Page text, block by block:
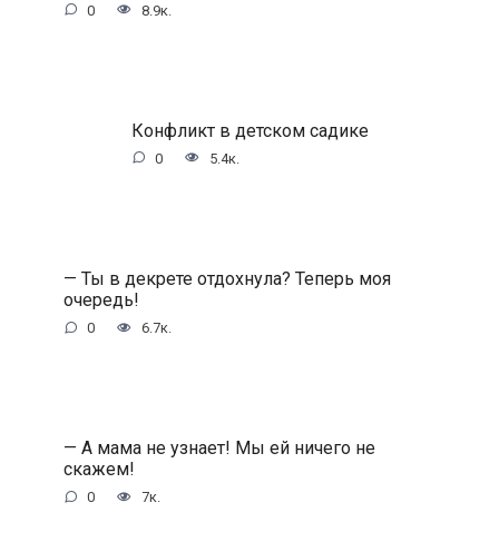
0 8.9к.
Конфликт в детском садике
0 5.4к.
— Ты в декрете отдохнула? Теперь моя
очередь!
0 6.7к.
— А мама не узнает! Мы ей ничего не
скажем!
0 7к.